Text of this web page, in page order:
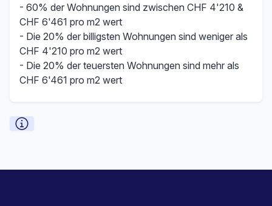
- 60% der Wohnungen sind zwischen CHF 4'210 &
CHF 6'461 pro m2 wert
- Die 20% der billigsten Wohnungen sind weniger als
CHF 4'210 pro m2 wert
- Die 20% der teuersten Wohnungen sind mehr als
CHF 6'461 pro m2 wert